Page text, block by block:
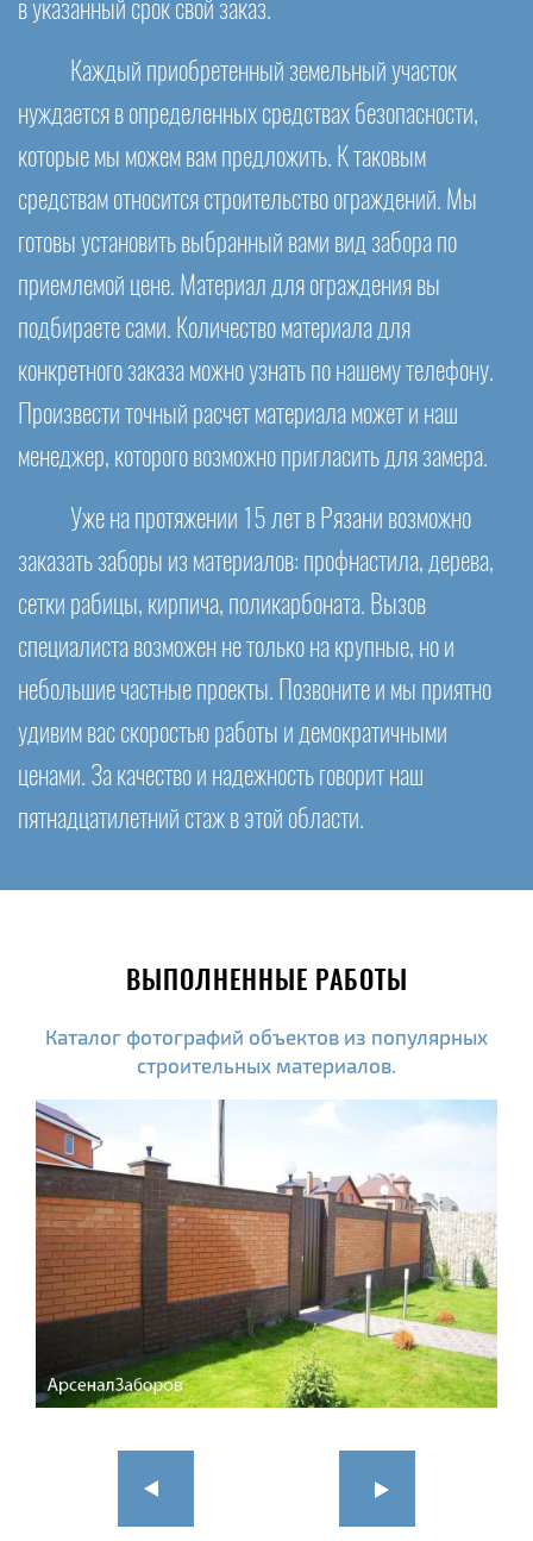
в указанный срок свой заказ.
Каждый приобретенный земельный участок
нуждается в определенных средствах безопасности,
которые мы можем вам предложить. К таковым
средствам относится строительство ограждений. Мы
готовы установить выбранный вами вид забора по
приемлемой цене. Материал для ограждения вы
подбираете сами. Количество материала для
конкретного заказа можно узнать по нашему телефону.
Произвести точный расчет материала может и наш
менеджер, которого возможно пригласить для замера.
Уже на протяжении 15 лет в Рязани возможно
заказать заборы из материалов: профнастила, дерева,
сетки рабицы, кирпича, поликарбоната. Вызов
специалиста возможен не только на крупные, но и
небольшие частные проекты. Позвоните и мы приятно
удивим вас скоростью работы и демократичными
ценами. За качество и надежность говорит наш
пятнадцатилетний стаж в этой области.
ВЫПОЛНЕННЫЕ РАБОТЫ
Каталог фотографий объектов из популярных
строительных материалов.